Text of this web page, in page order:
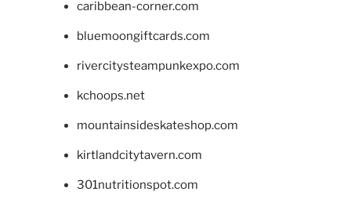
caribbean-corner.com
bluemoongiftcards.com
rivercitysteampunkexpo.com
kchoops.net
mountainsideskateshop.com
kirtlandcitytavern.com
301nutritionspot.com